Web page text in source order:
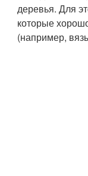
деревья. Для
которые
(например,